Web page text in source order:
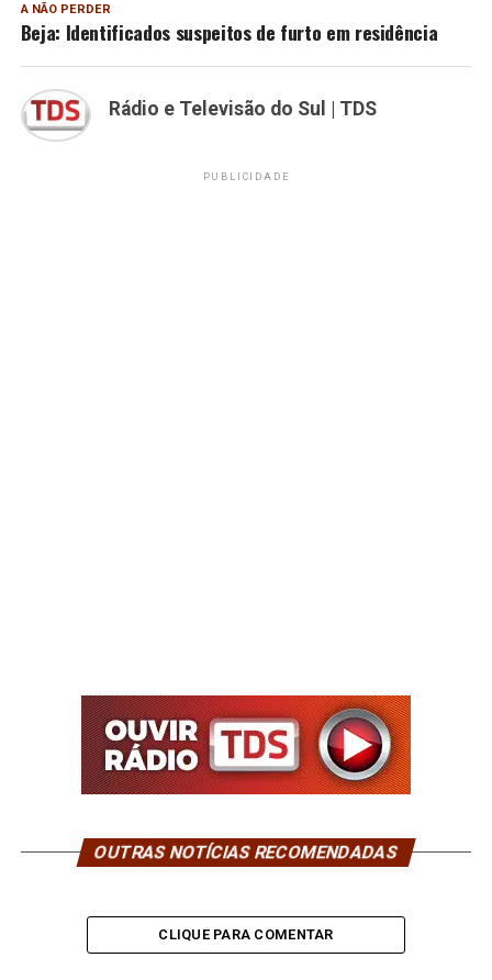
A NÃO PERDER
Beja: Identificados suspeitos de furto em residência
Rádio e Televisão do Sul | TDS
PUBLICIDADE
OUTRAS NOTÍCIAS RECOMENDADAS
CLIQUE PARA COMENTAR